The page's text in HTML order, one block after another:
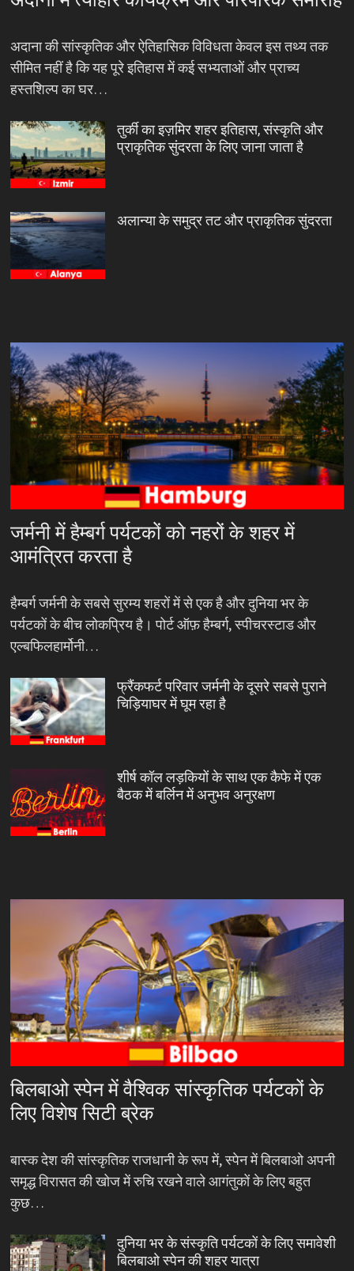
अदाना की सांस्कृतिक और ऐतिहासिक विविधता केवल इस तथ्य तक
सीमित नहीं है कि यह पूरे इतिहास में कई सभ्यताओं और प्राच्य
हस्तशिल्प का घर…
तुर्की का इज़मिर शहर इतिहास, संस्कृति और
प्राकृतिक सुंदरता के लिए जाना जाता है
अलान्या के समुद्र तट और प्राकृतिक सुंदरता
जर्मनी में हैम्बर्ग पर्यटकों को नहरों के शहर में
आमंत्रित करता है
हैम्बर्ग जर्मनी के सबसे सुरम्य शहरों में से एक है और दुनिया भर के
पर्यटकों के बीच लोकप्रिय है। पोर्ट ऑफ़ हैम्बर्ग, स्पीचरस्टाड और
एल्बफिलहार्मोनी…
फ्रैंकफर्ट परिवार जर्मनी के दूसरे सबसे पुराने
चिड़ियाघर में घूम रहा है
शीर्ष कॉल लड़कियों के साथ एक कैफे में एक
बैठक में बर्लिन में अनुभव अनुरक्षण
बिलबाओ स्पेन में वैश्विक सांस्कृतिक पर्यटकों के
लिए विशेष सिटी ब्रेक
बास्क देश की सांस्कृतिक राजधानी के रूप में, स्पेन में बिलबाओ अपनी
समृद्ध विरासत की खोज में रुचि रखने वाले आगंतुकों के लिए बहुत
कुछ…
दुनिया भर के संस्कृति पर्यटकों के लिए समावेशी
बिलबाओ स्पेन की शहर यात्रा